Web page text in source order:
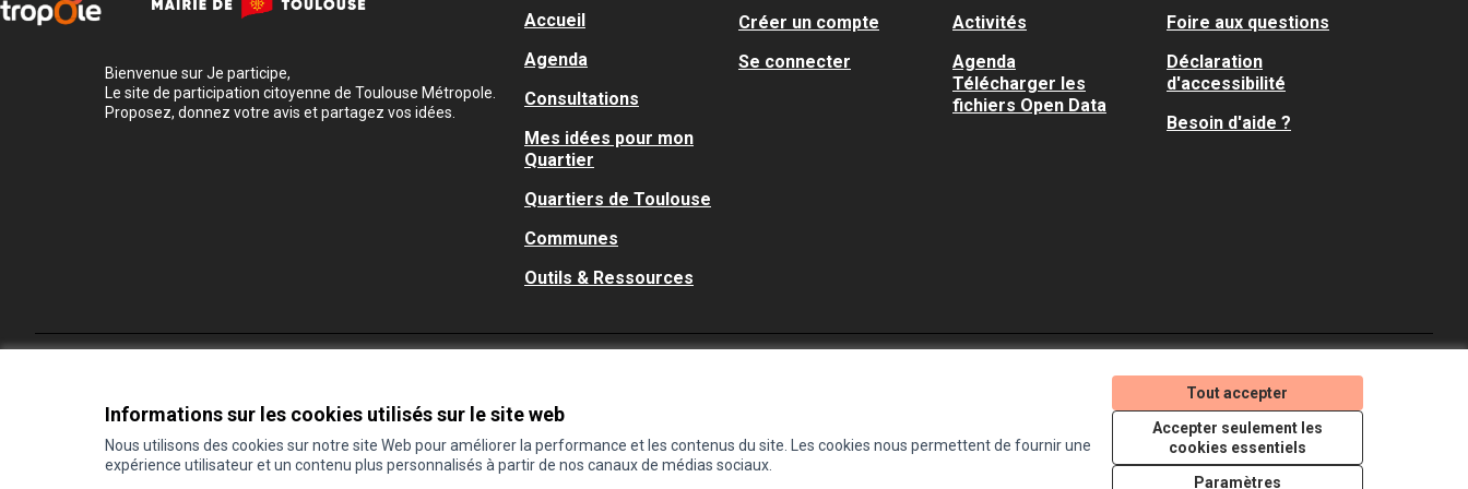
Informations sur les cookies utilisés sur le site web
Nous utilisons des cookies sur notre site Web pour améliorer la performance et les contenus du site. Les cookies nous permettent de fournir une
expérience utilisateur et un contenu plus personnalisés à partir de nos canaux de médias sociaux.
Tout accepter
Accepter seulement les
cookies essentiels
Paramètres
Bienvenue sur Je participe,
Le site de participation citoyenne de Toulouse Métropole.
Proposez, donnez votre avis et partagez vos idées.
Accueil
Agenda
Consultations
Mes idées pour mon
Quartier
Quartiers de Toulouse
Communes
Outils & Ressources
Créer un compte
Se connecter
Activités
Agenda
Télécharger les
fichiers Open Data
Foire aux questions
Déclaration
d'accessibilité
Besoin d'aide ?
(Lien externe)
(Lien externe)
(Lien externe)
Licence Creative
(Lien externe)